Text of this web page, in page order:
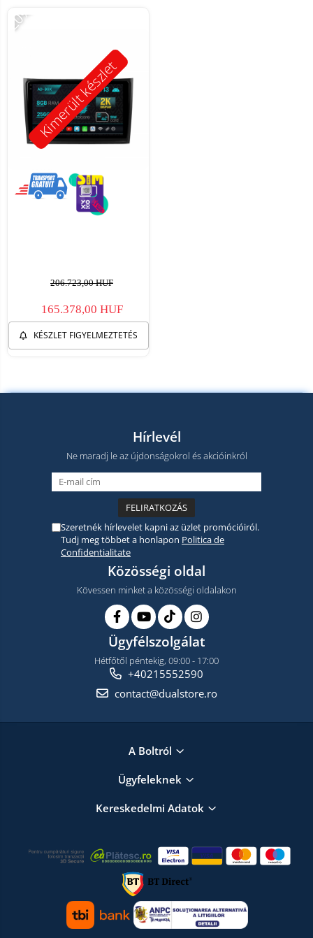
Kimerült készlet
-20%
206.723,00 HUF
165.378,00 HUF
KÉSZLET FIGYELMEZTETÉS
Hírlevél
Ne maradj le az újdonságokrol és akcióinkról
Szeretnék hírlevelet kapni az üzlet promócióiról.
Tudj meg többet a honlapon Politica de
Confidentialitate
Közösségi oldal
Kövessen minket a közösségi oldalakon
Ügyfélszolgálat
Hétfőtől péntekig, 09:00 - 17:00
+40215552590
contact@dualstore.ro
A Boltról
Ügyfeleknek
Kereskedelmi Adatok